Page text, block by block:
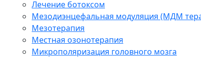
Лечение ботоксом
Мезодиэнцефальная модуляция (МДМ
Мезотерапия
Местная озонотерапия
Микрополяризация головного мозга